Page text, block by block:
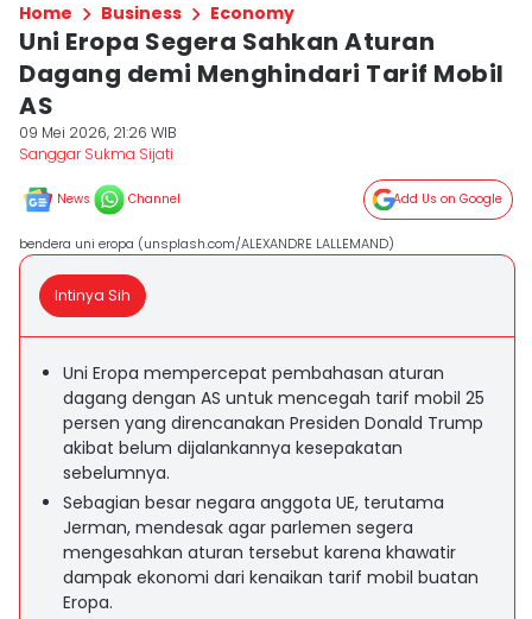
Home Business Economy
Uni Eropa Segera Sahkan Aturan
Dagang demi Menghindari Tarif Mobil
AS
09 Mei 2026, 21:26 WIB
Sanggar Sukma Sijati
News Channel Add Us on Google
bendera uni eropa (unsplash.com/ALEXANDRE LALLEMAND)
Intinya Sih
Uni Eropa mempercepat pembahasan aturan
dagang dengan AS untuk mencegah tarif mobil 25
persen yang direncanakan Presiden Donald Trump
akibat belum dijalankannya kesepakatan
sebelumnya.
Sebagian besar negara anggota UE, terutama
Jerman, mendesak agar parlemen segera
mengesahkan aturan tersebut karena khawatir
dampak ekonomi dari kenaikan tarif mobil buatan
Eropa.